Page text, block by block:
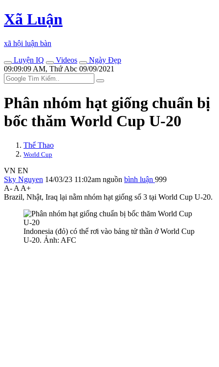
Xã Luận
xã hội luận bàn
Luyện IQ
Videos
Ngày Đẹp
09:09:09 AM, Thứ Abc 09/09/2021
Phân nhóm hạt giống chuẩn bị
bốc thăm World Cup U-20
Thể Thao
World Cup
VN EN
Sky Nguyen 14/03/23 11:02am nguồn bình luận 999
A- A A+
Brazil, Nhật, Iraq lại nằm nhóm hạt giống số 3 tại World Cup U-20.
Indonesia (đỏ) có thể rơi vào bảng tử thần ở World Cup
U-20. Ảnh: AFC